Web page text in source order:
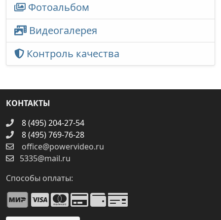
Фотоальбом
Видеогалерея
Контроль качества
КОНТАКТЫ
8 (495) 204-27-54
8 (495) 769-76-28
office@powervideo.ru
5335@mail.ru
Способы оплаты: